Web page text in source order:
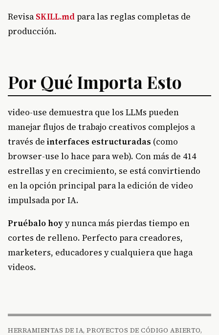
RevisaSKILL.mdpara las reglas completas de
producción.
Por Qué Importa Esto
video-use demuestra que los LLMs pueden
manejar flujos de trabajo creativos complejos a
través de interfaces estructuradas (como
browser-use lo hace para web). Con más de 414
estrellas y en crecimiento, se está convirtiendo
en la opción principal para la edición de video
impulsada por IA.
Pruébalo hoyy nunca más pierdas tiempo en
cortes de relleno. Perfecto para creadores,
marketers, educadores y cualquiera que haga
videos.
HERRAMIENTAS DE IA, PROYECTOS DE CÓDIGO ABIERTO,